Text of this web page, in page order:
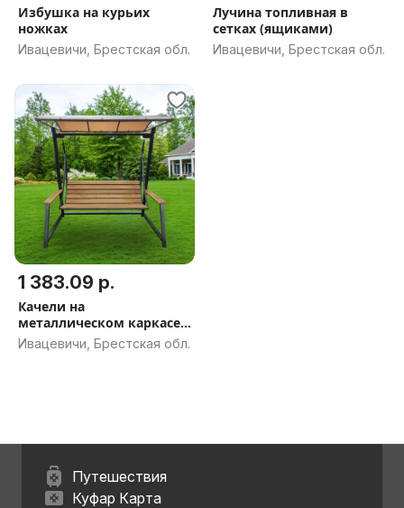
Избушка на курьих
ножках
Ивацевичи, Брестская обл.
Лучина топливная в
сетках (ящиками)
Ивацевичи, Брестская обл.
1 383.09 р.
Качели на
металлическом каркасе
''Комфорт Плюс''
2050*2000*2500 мм
Ивацевичи, Брестская обл.
Путешествия
Куфар Карта